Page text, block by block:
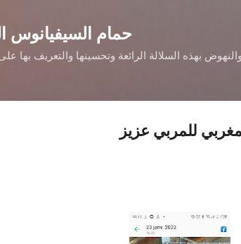
حمام السيفيانوس
بهذه السلالة الرائعة وتحسينها والتعريف بها
للمربي عزيز